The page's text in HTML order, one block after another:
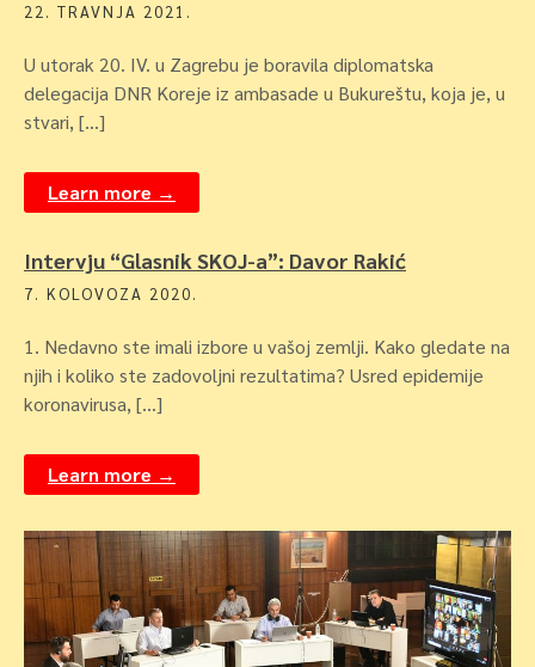
22. TRAVNJA 2021.
U utorak 20. IV. u Zagrebu je boravila diplomatska
delegacija DNR Koreje iz ambasade u Bukureštu, koja je, u
stvari, […]
Learn more →
Intervju “Glasnik SKOJ-a”: Davor Rakić
7. KOLOVOZA 2020.
1. Nedavno ste imali izbore u vašoj zemlji. Kako gledate na
njih i koliko ste zadovoljni rezultatima? Usred epidemije
koronavirusa, […]
Learn more →